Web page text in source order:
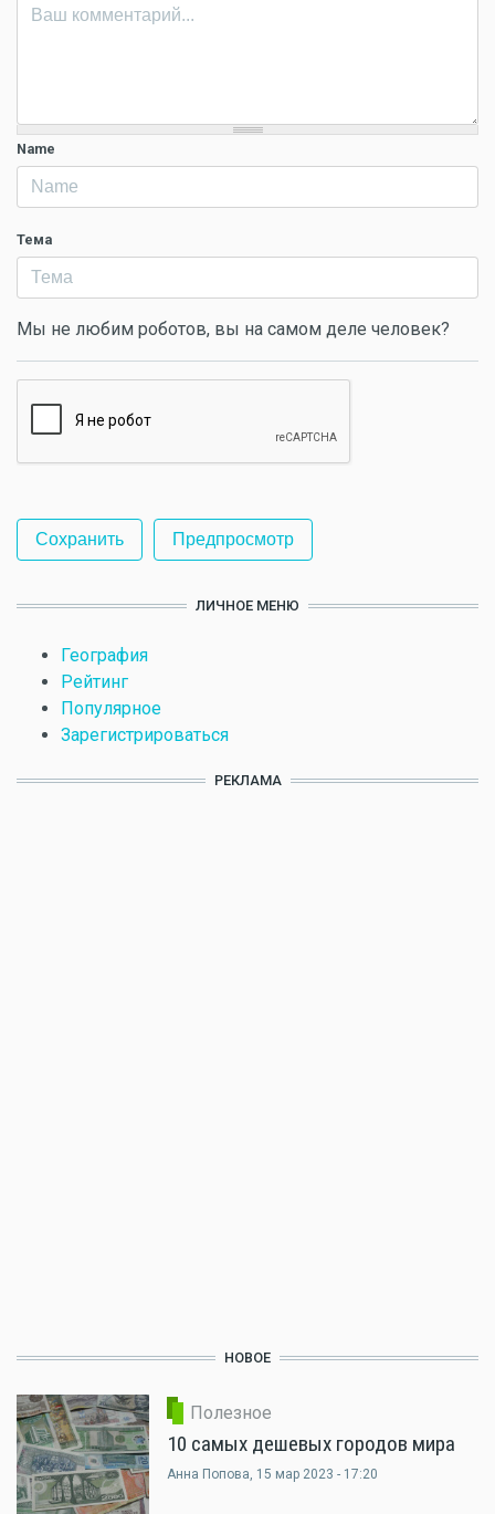
Name
Тема
Мы не любим роботов, вы на самом деле человек?
ЛИЧНОЕ МЕНЮ
География
Рейтинг
Популярное
Зарегистрироваться
РЕКЛАМА
НОВОЕ
Полезное
10 самых дешевых городов мира
Анна Попова, 15 мар 2023 - 17:20